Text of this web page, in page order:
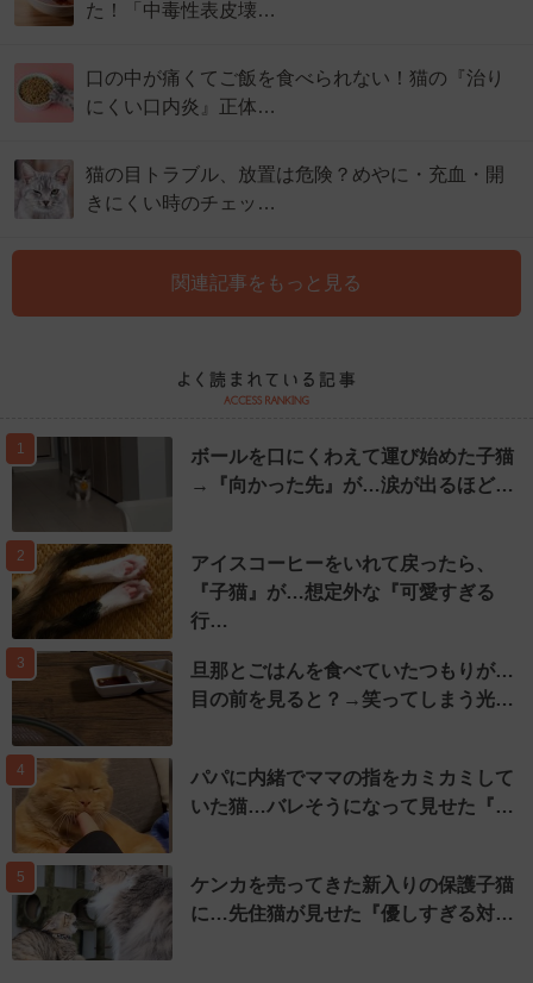
た！「中毒性表皮壊…
口の中が痛くてご飯を食べられない！猫の『治り
にくい口内炎』正体…
猫の目トラブル、放置は危険？めやに・充血・開
きにくい時のチェッ…
関連記事をもっと見る
1
ボールを口にくわえて運び始めた子猫
→『向かった先』が…涙が出るほど…
2
アイスコーヒーをいれて戻ったら、
『子猫』が…想定外な『可愛すぎる
行…
3
旦那とごはんを食べていたつもりが…
目の前を見ると？→笑ってしまう光…
4
パパに内緒でママの指をカミカミして
いた猫…バレそうになって見せた『…
5
ケンカを売ってきた新入りの保護子猫
に…先住猫が見せた『優しすぎる対…